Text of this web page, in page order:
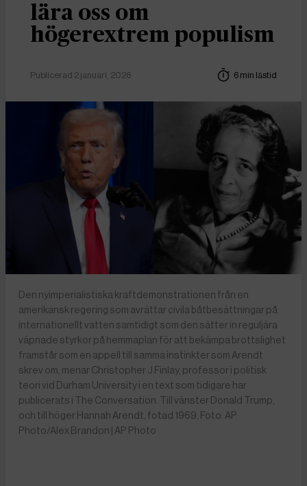
lära oss om
högerextrem populism
Publicerad 2 januari, 2026 6 min lästid
Den nyimperialistiska kraftdemonstrationen från en
amerikansk regering som avrättar civila båtbesättningar på
internationellt vatten samtidigt som den sätter in reguljära
väpnade styrkor på hemmaplan för att bekämpa brottslighet
framstår som en appell till samma instinkter som Arendt
skrev om, menar Christopher J Finlay, professor i politisk
teori vid Durham University i en text som tidigare har
publicerats i The Conversation. Till vänster Donald Trump,
och till höger Hannah Arendt, fotad 1969. Foto: AP
Photo/Alex Brandon | AP Photo